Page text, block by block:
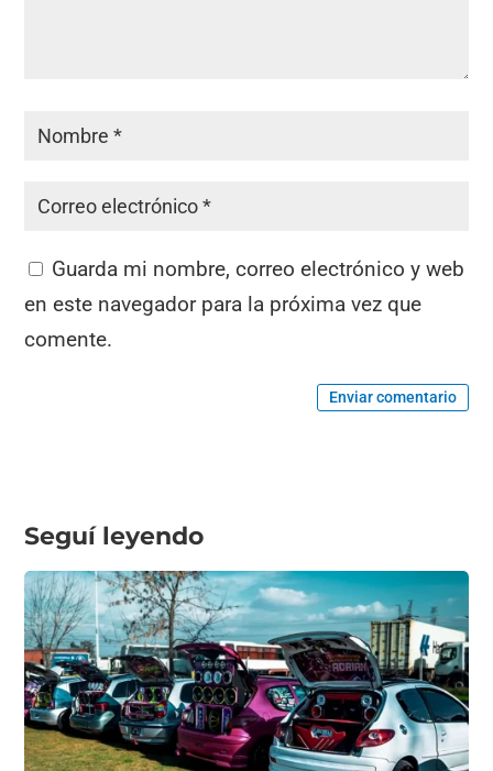
Guarda mi nombre, correo electrónico y web
en este navegador para la próxima vez que
comente.
Enviar comentario
Seguí leyendo